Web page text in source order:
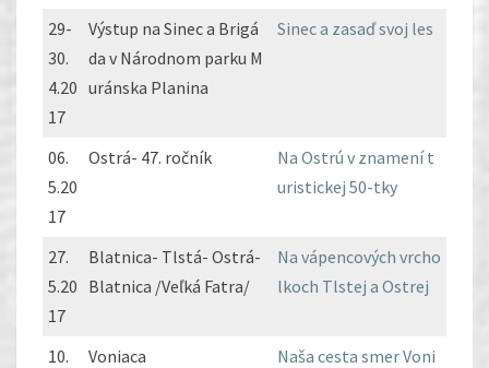
29-
30.
4.20
17
Výstup na Sinec a Brigá
da v Národnom parku M
uránska Planina
Sinec a zasaď svoj les
06.
5.20
17
Ostrá- 47. ročník
Na Ostrú v znamení t
uristickej 50-tky
27.
5.20
17
Blatnica- Tlstá- Ostrá-
Blatnica /Veľká Fatra/
Na vápencových vrcho
lkoch Tlstej a Ostrej
10.
Voniaca
Naša cesta smer Voni